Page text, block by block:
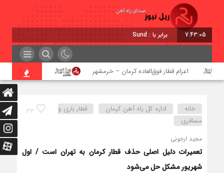
7:43:06 برابر با : Sunday - 9 August - 2026
اعزام قطار فوق‌العاده کرمان – خرمشهر اجرای پروژه
33 خانه اداره كل راه آهن كرمان
قطار باری و
مسافری
مجید ارجونی
تعمیرات دلیل اصلی حذف قطار کرمان به تهران است / اول
شهریور مشکل حل می‌شود